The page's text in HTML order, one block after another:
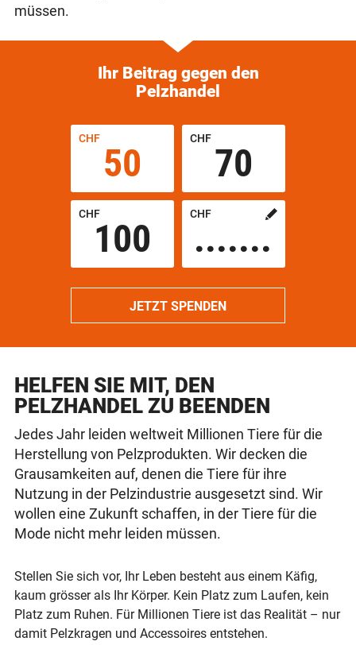
müssen.
Ihr Beitrag gegen den
Pelzhandel
50
CHF
70
CHF
100
CHF
Custom
amount
CHF
JETZT SPENDEN
HELFEN SIE MIT, DEN
PELZHANDEL ZU BEENDEN
Jedes Jahr leiden weltweit Millionen Tiere für die
Herstellung von Pelzprodukten. Wir decken die
Grausamkeiten auf, denen die Tiere für ihre
Nutzung in der Pelzindustrie ausgesetzt sind. Wir
wollen eine Zukunft schaffen, in der Tiere für die
Mode nicht mehr leiden müssen.
Stellen Sie sich vor, Ihr Leben besteht aus einem Käfig,
kaum grösser als Ihr Körper. Kein Platz zum Laufen, kein
Platz zum Ruhen. Für Millionen Tiere ist das Realität – nur
damit Pelzkragen und Accessoires entstehen.